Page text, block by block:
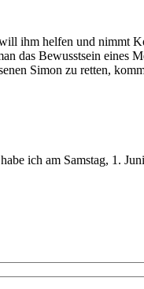
ihm helfen und nimmt
das Bewusstsein eines
Simon zu retten,
ich am Samstag, 1.